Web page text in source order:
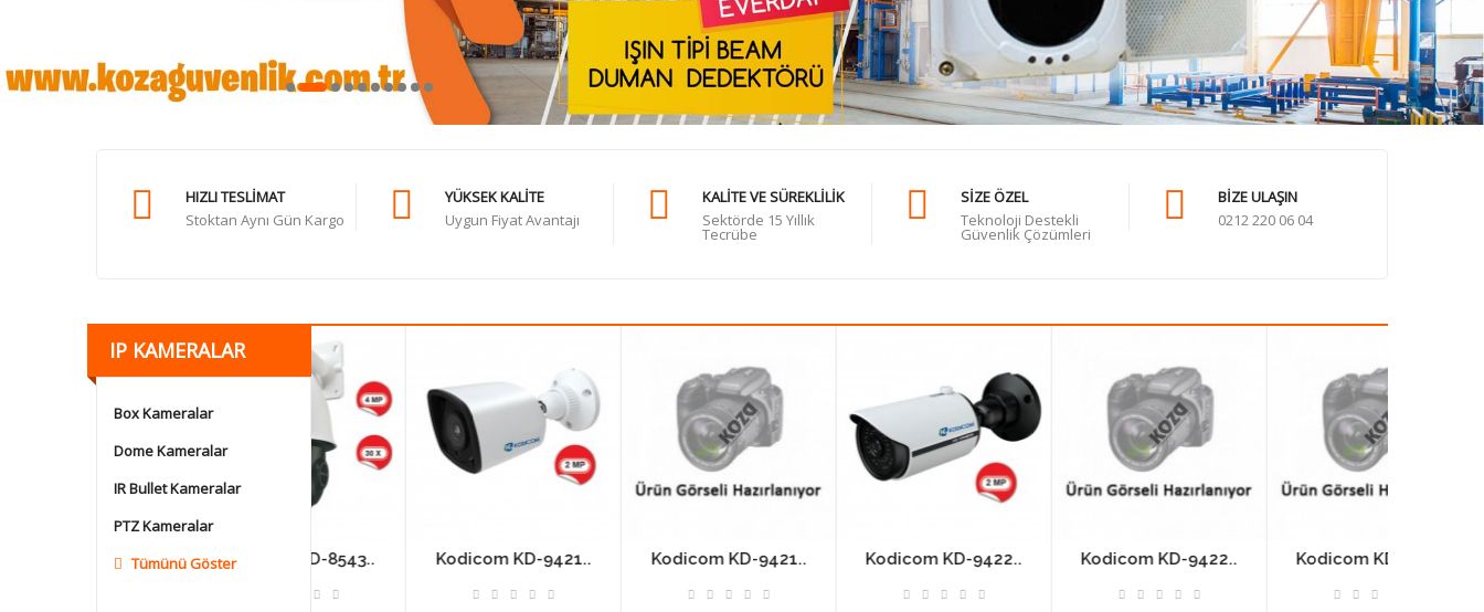
HIZLI TESLIMAT
Stoktan Aynı Gün Kargo
YÜKSEK KALITE
Uygun Fiyat Avantajı
KALITE VE SÜREKLILIK
Sektörde 15 Yıllık
Tecrübe
SIZE ÖZEL
Teknoloji Destekli
Güvenlik Çözümleri
BIZE ULAŞIN
0212 220 06 04
IP KAMERALAR
Box Kameralar
Dome Kameralar
IR Bullet Kameralar
PTZ Kameralar
Tümünü Göster
Kodicom KD-8543.. Kodicom KD-9421.. Kodicom KD-9421.. Kodicom KD-9422.. Kodicom KD-9422.. Kodicom KD-9422..